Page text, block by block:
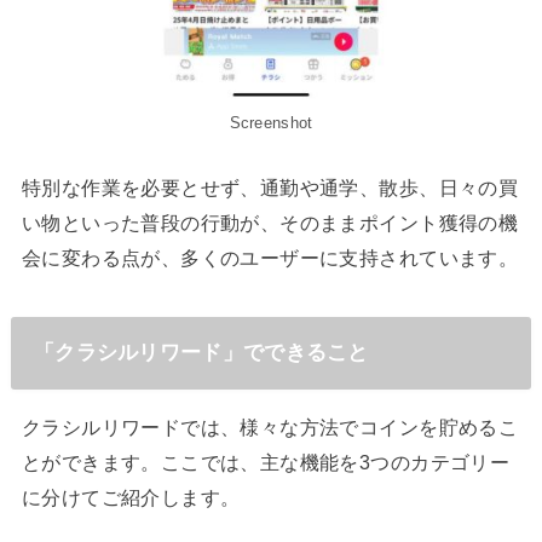
Screenshot
特別な作業を必要とせず、通勤や通学、散歩、日々の買
い物といった普段の行動が、そのままポイント獲得の機
会に変わる点が、多くのユーザーに支持されています。
「クラシルリワード」でできること
クラシルリワードでは、様々な方法でコインを貯めるこ
とができます。ここでは、主な機能を3つのカテゴリー
に分けてご紹介します。